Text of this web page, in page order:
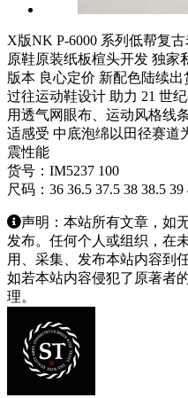
X版NK P-6000 系列低帮复
原鞋原装纸板楦头开发 独家
版本 良心定价 新配色陆续出
过往运动鞋设计 助力 21 世
用透气网眼布、运动风格线
适感受 中底泡绵以田径赛道
震性能
货号：IM5237 100
尺码：36 36.5 37.5 38 38.5
声明：本站所有文章，如
发布。任何个人或组织，在
用、采集、发布本站内容到
如若本站内容侵犯了原著者
理。